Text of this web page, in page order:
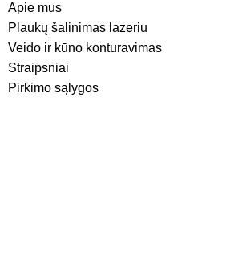
Apie mus
Plaukų šalinimas lazeriu
Veido ir kūno konturavimas
Straipsniai
Pirkimo sąlygos